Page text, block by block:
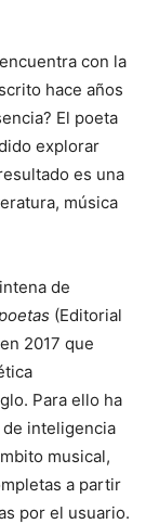
con la
hace años
El poeta
explorar
es una
música
de
(Editorial
2017 que
Para ello ha
inteligencia
musical,
a partir
por el usuario.